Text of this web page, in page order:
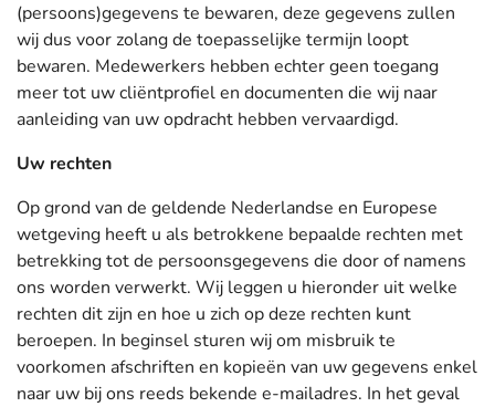
(persoons)gegevens te bewaren, deze gegevens zullen
wij dus voor zolang de toepasselijke termijn loopt
bewaren. Medewerkers hebben echter geen toegang
meer tot uw cliëntprofiel en documenten die wij naar
aanleiding van uw opdracht hebben vervaardigd.
Uw rechten
Op grond van de geldende Nederlandse en Europese
wetgeving heeft u als betrokkene bepaalde rechten met
betrekking tot de persoonsgegevens die door of namens
ons worden verwerkt. Wij leggen u hieronder uit welke
rechten dit zijn en hoe u zich op deze rechten kunt
beroepen. In beginsel sturen wij om misbruik te
voorkomen afschriften en kopieën van uw gegevens enkel
naar uw bij ons reeds bekende e-mailadres. In het geval